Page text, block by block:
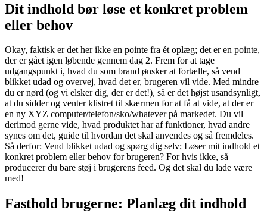
Dit indhold bør løse et konkret problem
eller behov
Okay, faktisk er det her ikke en pointe fra ét oplæg; det er en pointe,
der er gået igen løbende gennem dag 2. Frem for at tage
udgangspunkt i, hvad du som brand ønsker at fortælle, så vend
blikket udad og overvej, hvad det er, brugeren vil vide. Med mindre
du er nørd (og vi elsker dig, der er det!), så er det højst usandsynligt,
at du sidder og venter klistret til skærmen for at få at vide, at der er
en ny XYZ computer/telefon/sko/whatever på markedet. Du vil
derimod gerne vide, hvad produktet har af funktioner, hvad andre
synes om det, guide til hvordan det skal anvendes og så fremdeles.
Så derfor: Vend blikket udad og spørg dig selv; Løser mit indhold et
konkret problem eller behov for brugeren? For hvis ikke, så
producerer du bare støj i brugerens feed. Og det skal du lade være
med!
Fasthold brugerne: Planlæg dit indhold